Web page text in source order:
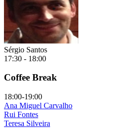
Sérgio Santos
17:30 - 18:00
Coffee Break
18:00-19:00
Ana Miguel Carvalho
Rui Fontes
Teresa Silveira